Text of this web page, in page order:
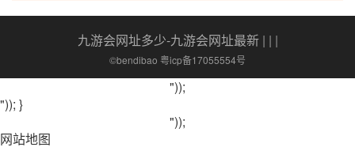
九游会网址多少-九游会网址最新| | |
©bendibao 粤icp备17055554号
"));
")); }
"));
网站地图